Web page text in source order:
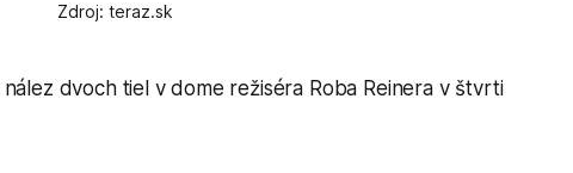
Zdroj: teraz.sk
dvoch tiel v dome režiséra Roba Reinera v štvrti